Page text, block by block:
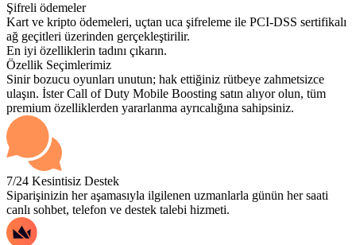
Şifreli ödemeler
Kart ve kripto ödemeleri, uçtan uca şifreleme ile PCI-DSS sertifikalı
ağ geçitleri üzerinden gerçekleştirilir.
En iyi özelliklerin tadını çıkarın.
Özellik Seçimlerimiz
Sinir bozucu oyunları unutun; hak ettiğiniz rütbeye zahmetsizce
ulaşın. İster Call of Duty Mobile Boosting satın alıyor olun, tüm
premium özelliklerden yararlanma ayrıcalığına sahipsiniz.
7/24 Kesintisiz Destek
Siparişinizin her aşamasıyla ilgilenen uzmanlarla günün her saati
canlı sohbet, telefon ve destek talebi hizmeti.